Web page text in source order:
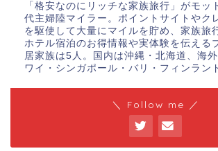
「格安なのにリッチな家族旅行」がモッ
代主婦陸マイラー。ポイントサイトやク
を駆使して大量にマイルを貯め、家族旅
ホテル宿泊のお得情報や実体験を伝える
居家族は5人。国内は沖縄・北海道、海
ワイ・シンガポール・バリ・フィンラン
＼ Follow me ／